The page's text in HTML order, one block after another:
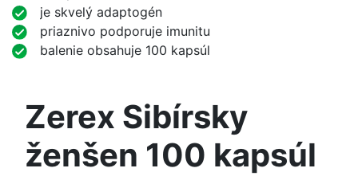
je skvelý adaptogén
priaznivo podporuje imunitu
balenie obsahuje 100 kapsúl
Zerex Sibírsky
ženšen 100 kapsúl